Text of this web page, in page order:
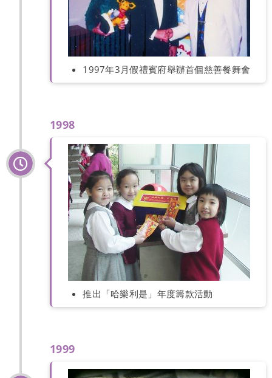
1997年3月假禮賓府舉辦首個慈善餐舞會
1998
推出「哈樂利是」年度籌款活動
1999